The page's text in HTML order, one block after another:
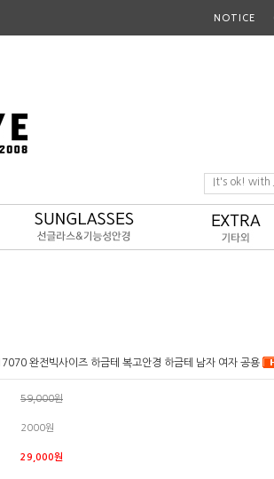
NOTICE
It's ok! with
완전빅사이즈 하금테 복고안경 하금테 남자 여자 공용
59,000원
2000원
29,000원